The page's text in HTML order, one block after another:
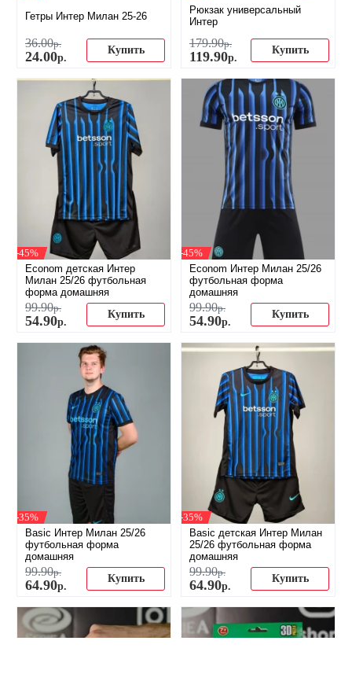
Гетры Интер Милан 25-26
36.00р.
24.00р.
Купить
Рюкзак универсальный
Интер
179.90р.
119.90р.
Купить
-45%
Econom детская Интер
Милан 25/26 футбольная
форма домашняя
99.90р.
54.90р.
Купить
-45%
Econom Интер Милан 25/26
футбольная форма
домашняя
99.90р.
54.90р.
Купить
-35%
Basic Интер Милан 25/26
футбольная форма
домашняя
99.90р.
64.90р.
Купить
-35%
Basic детская Интер Милан
25/26 футбольная форма
домашняя
99.90р.
64.90р.
Купить